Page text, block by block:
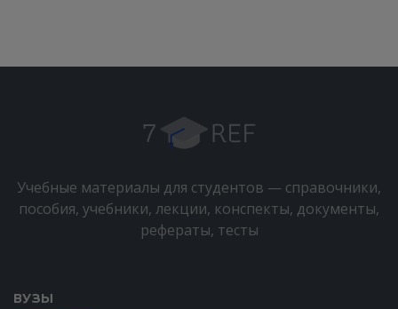
Учебные материалы для студентов — справочники,
пособия, учебники, лекции, конспекты, документы,
рефераты, тесты
ВУЗЫ